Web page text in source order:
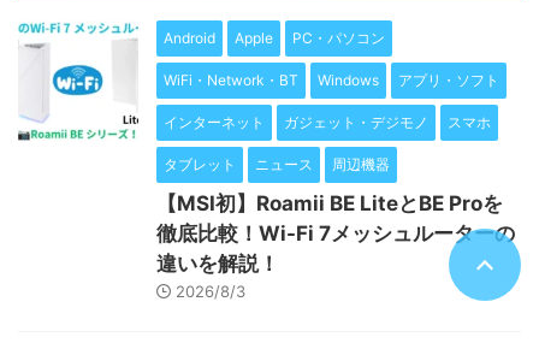
Android Apple PC・パソコン
WiFi・Network・BT Windows アプリ・ソフト
インターネット ガジェット・デジモノ スマホ
タブレット ニュース 周辺機器
【MSI初】Roamii BE LiteとBE Proを
徹底比較！Wi-Fi 7メッシュルーターの
違いを解説！
2026/8/3